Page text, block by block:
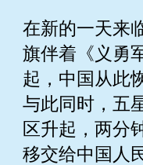
在新的一天来
旗伴着《义勇
起，中国从此
与此同时，五
区升起，两分
移交给中国人